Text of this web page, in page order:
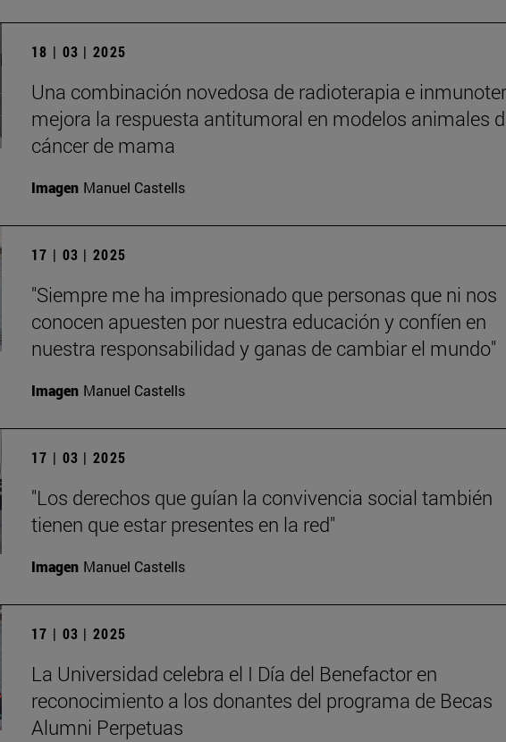
18 | 03 | 2025
Una combinación novedosa de radioterapia e
mejora la respuesta antitumoral en modelos animales
cáncer de mama
Imagen Manuel Castells
17 | 03 | 2025
"Siempre me ha impresionado que personas que ni nos
conocen apuesten por nuestra educación y confíen en
nuestra responsabilidad y ganas de cambiar el mundo"
Imagen Manuel Castells
17 | 03 | 2025
"Los derechos que guían la convivencia social también
tienen que estar presentes en la red"
Imagen Manuel Castells
17 | 03 | 2025
La Universidad celebra el I Día del Benefactor en
reconocimiento a los donantes del programa de Becas
Alumni Perpetuas